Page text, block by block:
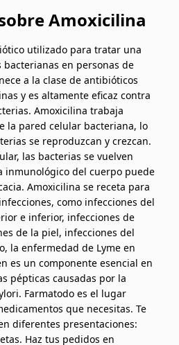
Amoxicilina
utilizado para tratar una
en personas de
a la clase de antibióticos
y es altamente eficaz contra
Amoxicilina trabaja
la pared celular bacteriana, lo
se reproduzcan y crezcan.
las bacterias se vuelven
inmunológico del cuerpo puede
Amoxicilina se receta para
como infecciones del
e inferior, infecciones de
de la piel, infecciones del
la enfermedad de Lyme en
es un componente esencial en
pépticas causadas por la
Farmatodo es el lugar
que necesitas. Te
diferentes presentaciones:
Haz tus pedidos en